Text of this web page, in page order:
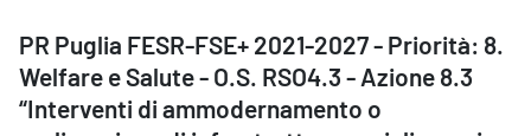
PR Puglia FESR-FSE+ 2021-2027 - Priorità: 8.
Welfare e Salute - O.S. RSO4.3 - Azione 8.3
“Interventi di ammodernamento o